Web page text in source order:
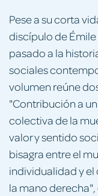
Pese a su corta
discípulo de Émile
pasado a la
sociales
volumen reúne
"Contribución a
colectiva de la
valor y sentido
bisagra entre el
individualidad y
la mano